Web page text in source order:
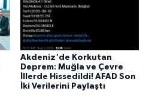
Akdeniz'de Korkutan
Deprem: Muğla ve Çevre
İllerde Hissedildi! AFAD Son
İki Verilerini Paylaştı